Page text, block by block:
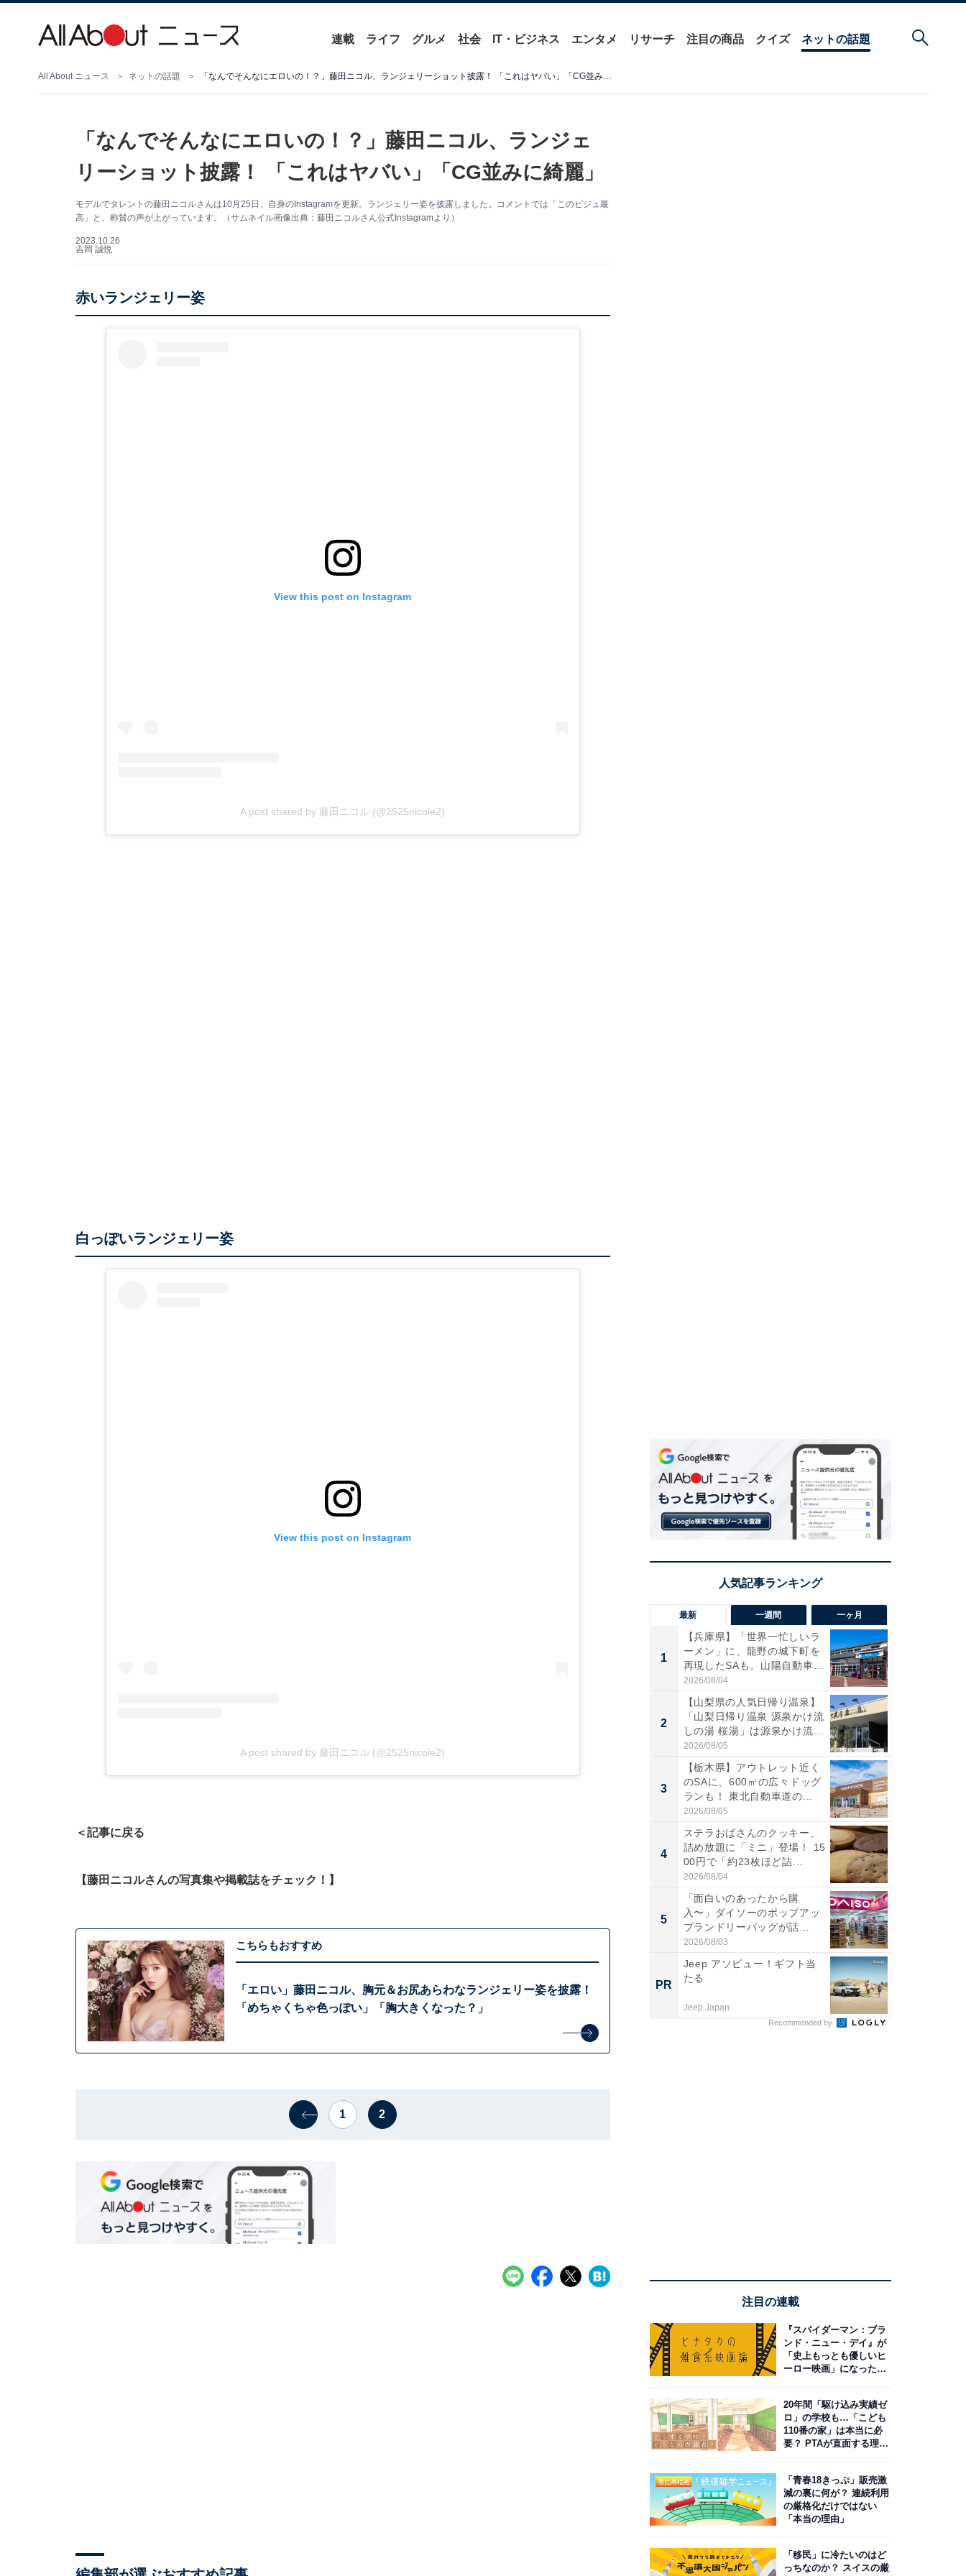
連載 ライフ グルメ 社会 IT・ビジネス エンタメ リサーチ 注目の商品 クイズ ネットの話題
All About ニュース ネットの話題 「なんでそんなにエロいの！？」藤田ニコル、ランジェリーショット披露！ 「これはヤバい」「CG並みに綺麗」
「なんでそんなにエロいの！？」藤田ニコル、ランジェ
リーショット披露！ 「これはヤバい」「CG並みに綺麗」
モデルでタレントの藤田ニコルさんは10月25日、自身のInstagramを更新。ランジェリー姿を披露しました。コメントでは「このビジュ最
高」と、称賛の声が上がっています。（サムネイル画像出典：藤田ニコルさん公式Instagramより）
2023.10.26
吉岡 誠悦
赤いランジェリー姿
View this post on Instagram
A post shared by 藤田ニコル (@2525nicole2)
白っぽいランジェリー姿
View this post on Instagram
A post shared by 藤田ニコル (@2525nicole2)
＜記事に戻る
【藤田ニコルさんの写真集や掲載誌をチェック！】
こちらもおすすめ
「エロい」藤田ニコル、胸元＆お尻あらわなランジェリー姿を披露！
「めちゃくちゃ色っぽい」「胸大きくなった？」
1 2
最新 一週間 一ヶ月
1
【兵庫県】「世界一忙しいラ
ーメン」に、龍野の城下町を
再現したSAも。山陽自動車
道...
2026/08/04
2
【山梨県の人気日帰り温泉】
「山梨日帰り温泉 源泉かけ流
しの湯 桜湯」は源泉かけ流...
2026/08/05
3
【栃木県】アウトレット近く
のSAに、600㎡の広々ドッグ
ランも！ 東北自動車道の...
2026/08/05
4
ステラおばさんのクッキー、
詰め放題に「ミニ」登場！ 15
00円で「約23枚ほど詰...
2026/08/04
5
「面白いのあったから購
入〜」ダイソーのポップアッ
プランドリーバッグが話
題。“さま...
2026/08/03
PR
Jeep アソビュー！ギフト当
たる
Jeep Japan
Recommended by
注目の連載
『スパイダーマン：ブラ
ンド・ニュー・デイ』が
「史上もっとも優しいヒ
ーロー映画」になった理
20年間「駆け込み実績ゼ
ロ」の学校も…「こども
110番の家」は本当に必
要？ PTAが直面する理想
「青春18きっぷ」販売激
減の裏に何が？ 連続利用
の厳格化だけではない
「本当の理由」
「移民」に冷たいのはど
っちなのか？ スイスの厳